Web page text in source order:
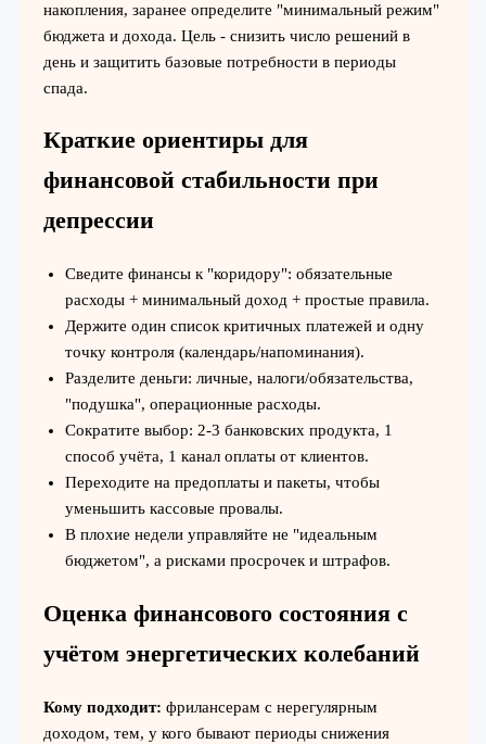
накопления, заранее определите "минимальный режим"
бюджета и дохода. Цель - снизить число решений в
день и защитить базовые потребности в периоды
спада.
Краткие ориентиры для
финансовой стабильности при
депрессии
Сведите финансы к "коридору": обязательные
расходы + минимальный доход + простые правила.
Держите один список критичных платежей и одну
точку контроля (календарь/напоминания).
Разделите деньги: личные, налоги/обязательства,
"подушка", операционные расходы.
Сократите выбор: 2-3 банковских продукта, 1
способ учёта, 1 канал оплаты от клиентов.
Переходите на предоплаты и пакеты, чтобы
уменьшить кассовые провалы.
В плохие недели управляйте не "идеальным
бюджетом", а рисками просрочек и штрафов.
Оценка финансового состояния с
учётом энергетических колебаний
Кому подходит: фрилансерам с нерегулярным
доходом, тем, у кого бывают периоды снижения